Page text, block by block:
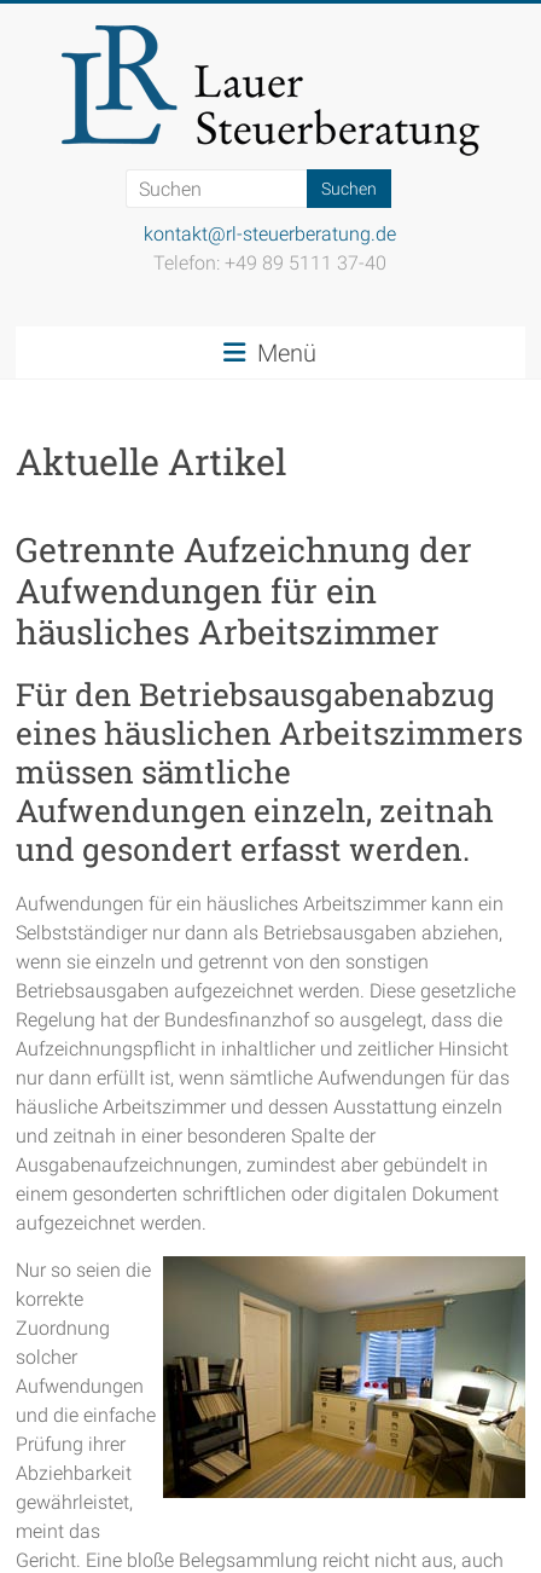
springen
Steuerkanzlei
kontakt@rl-steuerberatung.de
Telefon: +49 89 5111 37-40
Menü
Aktuelle Artikel
Getrennte Aufzeichnung der
Aufwendungen für ein
häusliches Arbeitszimmer
Für den Betriebsausgabenabzug
eines häuslichen Arbeitszimmers
müssen sämtliche
Aufwendungen einzeln, zeitnah
und gesondert erfasst werden.
Aufwendungen für ein häusliches Arbeitszimmer kann ein
Selbstständiger nur dann als Betriebsausgaben abziehen,
wenn sie einzeln und getrennt von den sonstigen
Betriebsausgaben aufgezeichnet werden. Diese gesetzliche
Regelung hat der Bundesfinanzhof so ausgelegt, dass die
Aufzeichnungspflicht in inhaltlicher und zeitlicher Hinsicht
nur dann erfüllt ist, wenn sämtliche Aufwendungen für das
häusliche Arbeitszimmer und dessen Ausstattung einzeln
und zeitnah in einer besonderen Spalte der
Ausgabenaufzeichnungen, zumindest aber gebündelt in
einem gesonderten schriftlichen oder digitalen Dokument
aufgezeichnet werden.
Nur so seien die
korrekte
Zuordnung
solcher
Aufwendungen
und die einfache
Prüfung ihrer
Abziehbarkeit
gewährleistet,
meint das
Gericht. Eine bloße Belegsammlung reicht nicht aus, auch